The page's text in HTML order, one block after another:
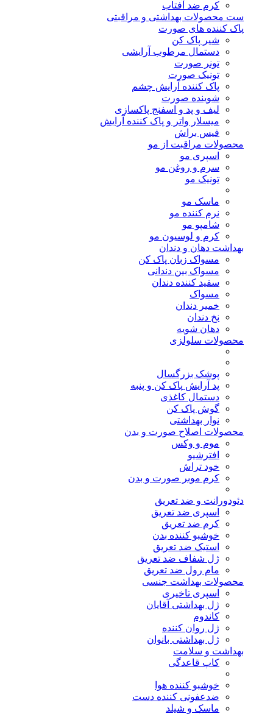
کرم ضد آفتاب
ست محصولات بهداشتی و مراقبتی
پاک کننده های صورت
شیر پاک کن
دستمال مرطوب آرایشی
تونر صورت
تونیک صورت
پاک کننده آرایش چشم
شوینده صورت
لیف و پد و اسفنج پاکسازی
میسلار واتر و پاک کننده آرایش
فیس براش
محصولات مراقبت از مو
اسپری مو
سرم و روغن مو
تونیک مو
ماسک مو
نرم کننده مو
شامپو مو
کرم و لوسیون مو
بهداشت دهان و دندان
مسواک زبان پاک کن
مسواک بین دندانی
سفید کننده دندان
مسواک
خمیر دندان
نخ دندان
دهان شویه
محصولات سلولزی
پوشک بزرگسال
پد آرایش پاک کن و پنبه
دستمال کاغذی
گوش پاک کن
نوار بهداشتی
محصولات اصلاح صورت و بدن
موم و وکس
افترشیو
خود تراش
کرم موبر صورت و بدن
دئودورانت و ضد تعریق
اسپری ضد تعریق
کرم ضد تعریق
خوشبو کننده بدن
استیک ضد تعریق
ژل شفاف ضد تعریق
مام رول ضد تعریق
محصولات بهداشت جنسی
اسپری تاخیری
ژل بهداشتی آقایان
کاندوم
ژل روان کننده
ژل بهداشتی بانوان
بهداشت و سلامت
کاپ قاعدگی
خوشبو کننده هوا
ضدعفونی کننده دست
ماسک و شیلد